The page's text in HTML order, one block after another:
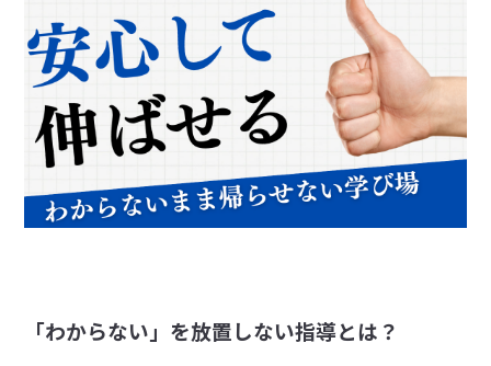
「わからない」を放置しない指導とは？